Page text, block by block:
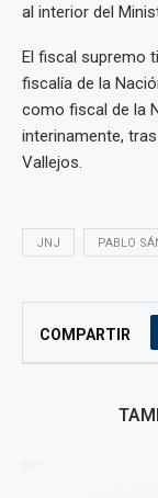
al interior del
El fiscal supremo
fiscalía de la
como fiscal de la
interinamente,
Vallejos.
JNJ PABLO
COMPARTIR